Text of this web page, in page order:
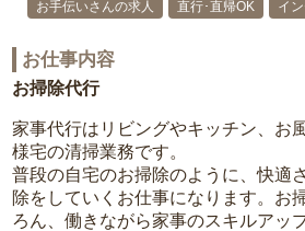
お手伝いさんの求人
直行･直帰OK イ
お仕事内容
お掃除代行
家事代行はリビングやキッチン、お
様宅の清掃業務です。
普段の自宅のお掃除のように、快適
除をしていくお仕事になります。お
ろん、働きながら家事のスキルアッ